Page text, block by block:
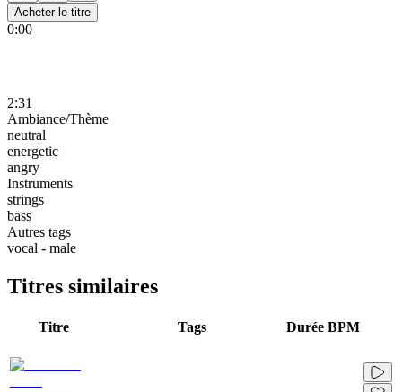
Acheter le titre
0:00
2:31
Ambiance/Thème
neutral
energetic
angry
Instruments
strings
bass
Autres tags
vocal - male
Titres similaires
Titre Tags Durée BPM